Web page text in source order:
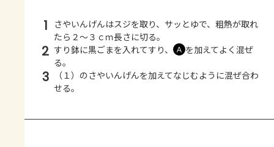
1
さやいんげんはスジを取り、サッとゆで、粗熱が取れ
たら２～３ｃｍ長さに切る。
2 すり鉢に黒ごまを入れてすり、 Ａ を加えてよく混ぜ
る。
3
（１）のさやいんげんを加えてなじむように混ぜ合わ
せる。